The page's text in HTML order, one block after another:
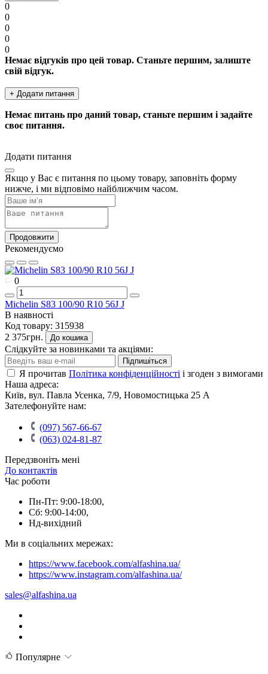
0
0
0
0
0
Немає відгуків про цей товар. Станьте першим, залиште
свій відгук.
+ Додати питання
Немає питань про даний товар, станьте першим і задайте
своє питання.
Додати питання
Якщо у Вас є питання по цьому товару, заповніть форму
нижче, і ми відповімо найближчим часом.
Продовжити
Рекомендуємо
0
Michelin S83 100/90 R10 56J J
В наявності
Код товару: 315938
2 375грн.
До кошика
Слідкуйте за новинками та акціями:
Підпишіться
Я прочитав Політика конфіденційності і згоден з вимогами
Наша адреса:
Київ, вул. Павла Усенка, 7/9, Новомостицька 25 А
Зателефонуйте нам:
(097) 567-66-67
(063) 024-81-87
Передзвоніть мені
До контактів
Час роботи
Пн-Пт: 9:00-18:00,
Сб: 9:00-14:00,
Нд-вихідний
Ми в соціальних мережах:
https://www.facebook.com/alfashina.ua/
https://www.instagram.com/alfashina.ua/
sales@alfashina.ua
Популярне